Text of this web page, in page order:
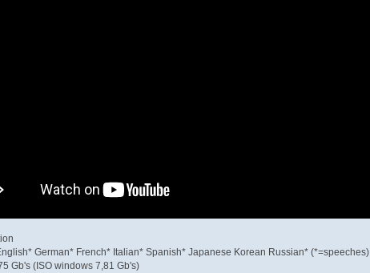
German* French* Italian* Spanish* Japanese Korean Russian* (*=speeches)
Gb's (ISO windows 7,81 Gb's)